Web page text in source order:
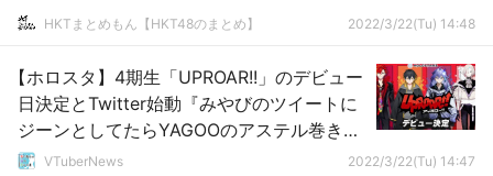
HKTまとめもん【HKT48のまとめ】 2022/3/22(Tu) 14:48
【ホロスタ】4期生「UPROAR!!」のデビュー
日決定とTwitter始動『みやびのツイートに
ジーンとしてたらYAGOOのアステル巻き込
みで草』
VTuberNews 2022/3/22(Tu) 14:47